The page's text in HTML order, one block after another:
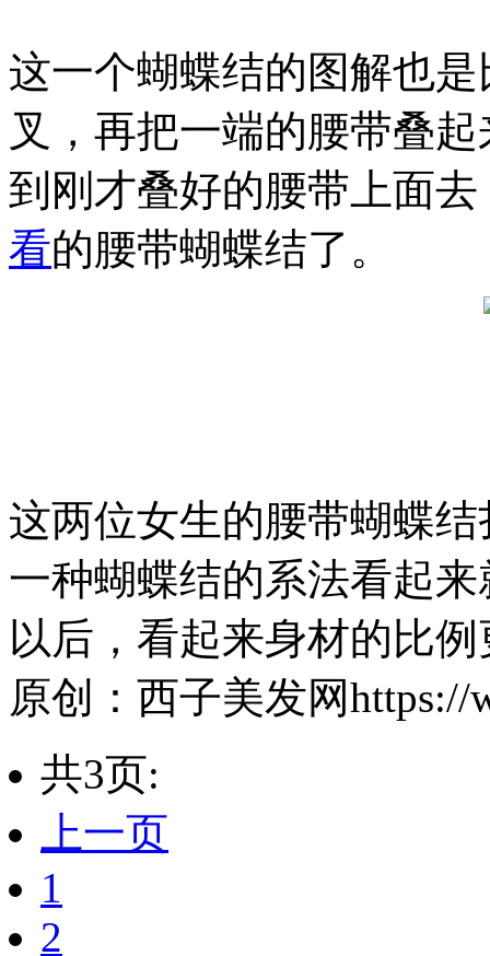
这一个蝴蝶结的图解也
叉，再把一端的腰带叠
到刚才叠好的腰带上面
看的腰带蝴蝶结了。
这两位女生的腰带蝴蝶
一种蝴蝶结的系法看起
以后，看起来身材的比
原创：西子美发网https://
共3页:
上一页
1
2